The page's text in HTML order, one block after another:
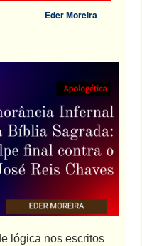
Eder Moreira
lógica nos escritos